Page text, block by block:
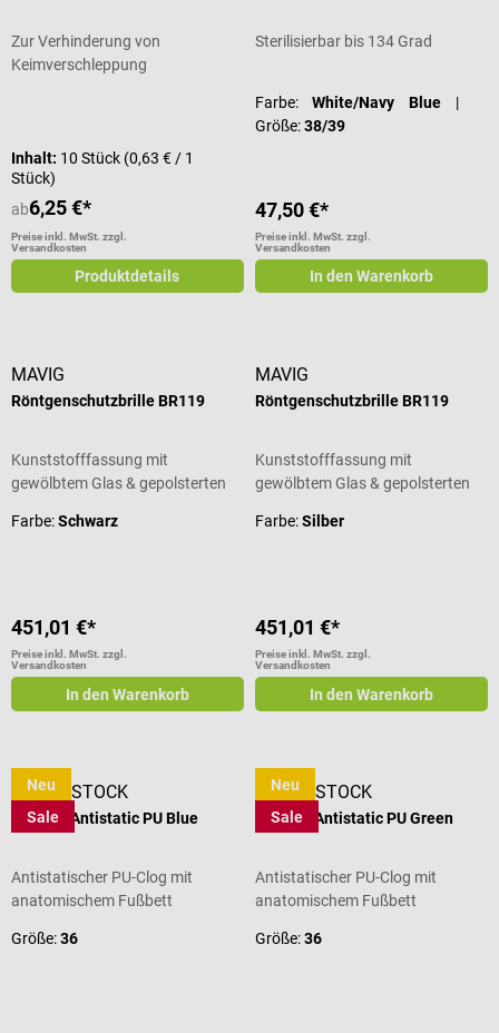
Zur Verhinderung von
Keimverschleppung
Inhalt: 10 Stück (0,63 € / 1
Stück)
ab6,25 €*
Preise inkl. MwSt. zzgl.
Versandkosten
Produktdetails
Sterilisierbar bis 134 Grad
Farbe:White/Navy Blue |
Größe:38/39
47,50 €*
Preise inkl. MwSt. zzgl.
Versandkosten
In den Warenkorb
MAVIG
Röntgenschutzbrille BR119
Kunststofffassung mit
gewölbtem Glas & gepolsterten
Farbe:Schwarz
451,01 €*
Preise inkl. MwSt. zzgl.
Versandkosten
In den Warenkorb
MAVIG
Röntgenschutzbrille BR119
Kunststofffassung mit
gewölbtem Glas & gepolsterten
Farbe:Silber
451,01 €*
Preise inkl. MwSt. zzgl.
Versandkosten
In den Warenkorb
Neu
Sale
BIRKENSTOCK
Birki Air Antistatic PU Blue
Antistatischer PU-Clog mit
anatomischem Fußbett
Größe:36
Neu
Sale
BIRKENSTOCK
Birki Air Antistatic PU Green
Antistatischer PU-Clog mit
anatomischem Fußbett
Größe:36